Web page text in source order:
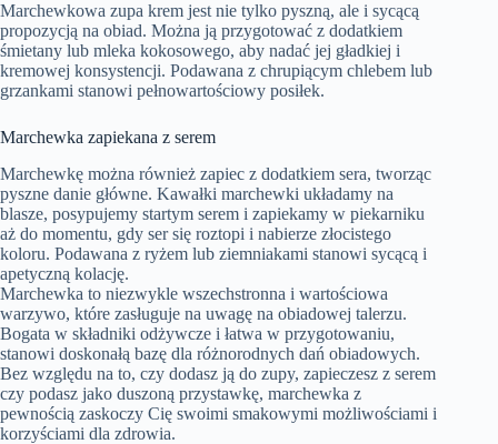
Marchewkowa zupa krem jest nie tylko pyszną, ale i sycącą
propozycją na obiad. Można ją przygotować z dodatkiem
śmietany lub mleka kokosowego, aby nadać jej gładkiej i
kremowej konsystencji. Podawana z chrupiącym chlebem lub
grzankami stanowi pełnowartościowy posiłek.
Marchewka zapiekana z serem
Marchewkę można również zapiec z dodatkiem sera, tworząc
pyszne danie główne. Kawałki marchewki układamy na
blasze, posypujemy startym serem i zapiekamy w piekarniku
aż do momentu, gdy ser się roztopi i nabierze złocistego
koloru. Podawana z ryżem lub ziemniakami stanowi sycącą i
apetyczną kolację.
Marchewka to niezwykle wszechstronna i wartościowa
warzywo, które zasługuje na uwagę na obiadowej talerzu.
Bogata w składniki odżywcze i łatwa w przygotowaniu,
stanowi doskonałą bazę dla różnorodnych dań obiadowych.
Bez względu na to, czy dodasz ją do zupy, zapieczesz z serem
czy podasz jako duszoną przystawkę, marchewka z
pewnością zaskoczy Cię swoimi smakowymi możliwościami i
korzyściami dla zdrowia.